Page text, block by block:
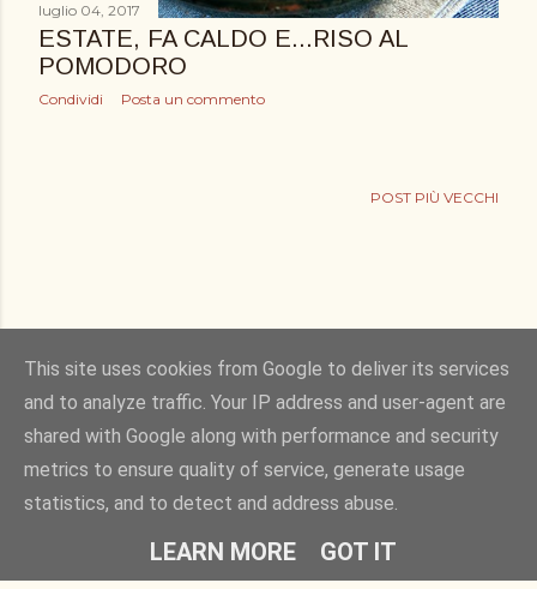
luglio 04, 2017
ESTATE, FA CALDO E...RISO AL
POMODORO
Condividi Posta un commento
POST PIÙ VECCHI
Powered by Blogger
Copyright © 2011. bucciadilimone by Elisa Rizza. All rights reserved
This site uses cookies from Google to deliver its services
and to analyze traffic. Your IP address and user-agent are
shared with Google along with performance and security
metrics to ensure quality of service, generate usage
statistics, and to detect and address abuse.
LEARN MORE GOT IT